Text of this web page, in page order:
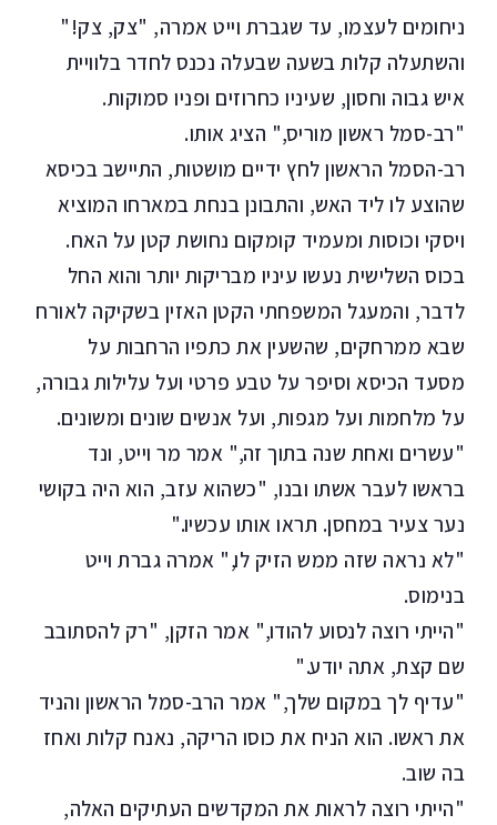
ניחומים לעצמו, עד שגברת וייט אמרה, "צק, צק!"
והשתעלה קלות בשעה שבעלה נכנס לחדר בלוויית
איש גבוה וחסון, שעיניו כחרוזים ופניו סמוקות.
"רב-סמל ראשון מוריס," הציג אותו.
רב-הסמל הראשון לחץ ידיים מושטות, התיישב בכיסא
שהוצע לו ליד האש, והתבונן בנחת במארחו המוציא
ויסקי וכוסות ומעמיד קומקום נחושת קטן על האח.
בכוס השלישית נעשו עיניו מבריקות יותר והוא החל
לדבר, והמעגל המשפחתי הקטן האזין בשקיקה לאורח
שבא ממרחקים, שהשעין את כתפיו הרחבות על
מסעד הכיסא וסיפר על טבע פרטי ועל עלילות גבורה,
על מלחמות ועל מגפות, ועל אנשים שונים ומשונים.
"עשרים ואחת שנה בתוך זה," אמר מר וייט, ונד
בראשו לעבר אשתו ובנו, "כשהוא עזב, הוא היה בקושי
נער צעיר במחסן. תראו אותו עכשיו."
"לא נראה שזה ממש הזיק לו," אמרה גברת וייט
בנימוס.
"הייתי רוצה לנסוע להודו," אמר הזקן, "רק להסתובב
שם קצת, אתה יודע."
"עדיף לך במקום שלך," אמר הרב-סמל הראשון והניד
את ראשו. הוא הניח את כוסו הריקה, נאנח קלות ואחז
בה שוב.
"הייתי רוצה לראות את המקדשים העתיקים האלה,